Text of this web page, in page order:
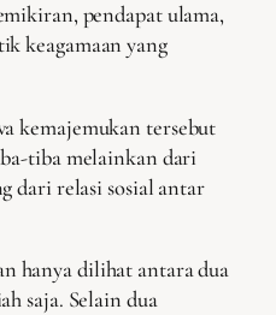
pendapat ulama,
keagamaan yang
kemajemukan tersebut
tiba melainkan dari
dari relasi sosial antar
hanya dilihat antara dua
saja. Selain dua